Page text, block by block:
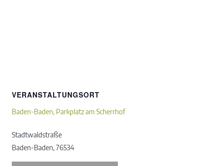
VERANSTALTUNGSORT
Baden-Baden, Parkplatz am Scherrhof
Stadtwaldstraße
Baden-Baden,76534